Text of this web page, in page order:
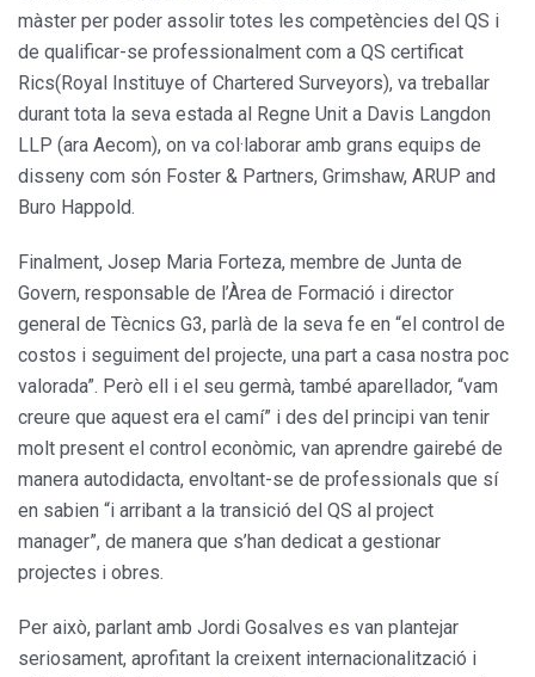
màster per poder assolir totes les competències del QS i
de qualificar-se professionalment com a QS certificat
Rics(Royal Instituye of Chartered Surveyors), va treballar
durant tota la seva estada al Regne Unit a Davis Langdon
LLP (ara Aecom), on va col·laborar amb grans equips de
disseny com són Foster & Partners, Grimshaw, ARUP and
Buro Happold.
Finalment, Josep Maria Forteza, membre de Junta de
Govern, responsable de l’Àrea de Formació i director
general de Tècnics G3, parlà de la seva fe en “el control de
costos i seguiment del projecte, una part a casa nostra poc
valorada”. Però ell i el seu germà, també aparellador, “vam
creure que aquest era el camí” i des del principi van tenir
molt present el control econòmic, van aprendre gairebé de
manera autodidacta, envoltant-se de professionals que sí
en sabien “i arribant a la transició del QS al project
manager”, de manera que s’han dedicat a gestionar
projectes i obres.
Per això, parlant amb Jordi Gosalves es van plantejar
seriosament, aprofitant la creixent internacionalització i